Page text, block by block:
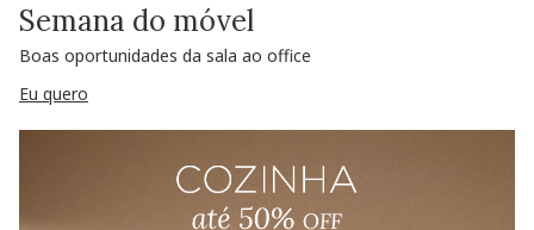
Semana do móvel
Boas oportunidades da sala ao office
Eu quero